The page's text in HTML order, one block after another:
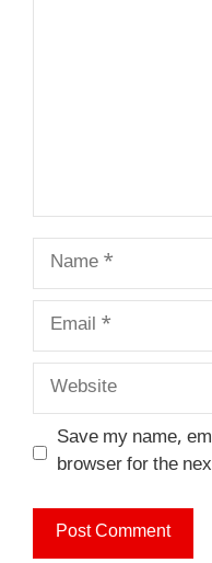
Name
Email
Website
Save my name,
browser for the